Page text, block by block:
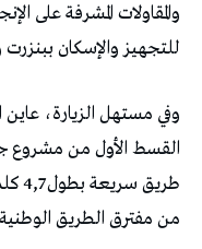
والمقاولات المشرفة على
للتجهيز والإسكان ببنزرت
وفي مستهل الزيارة، عاين
القسط الأول من مشروع
من مفترق الطريق الوطنية 8 والطريق السيارة أ4